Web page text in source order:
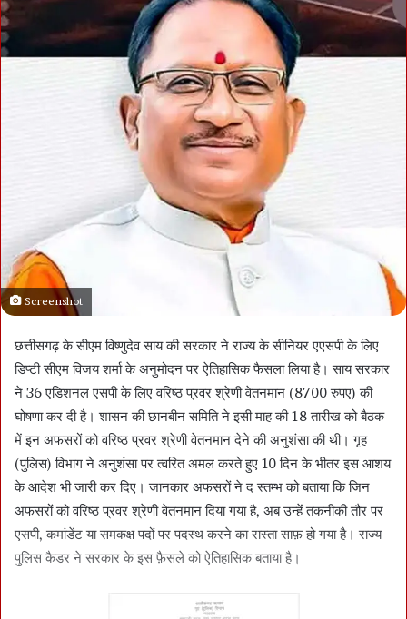
Screenshot
छत्तीसगढ़ के सीएम विष्णुदेव साय की सरकार ने राज्य के सीनियर एएसपी के लिए
डिप्टी सीएम विजय शर्मा के अनुमोदन पर ऐतिहासिक फैसला लिया है। साय सरकार
ने 36 एडिशनल एसपी के लिए वरिष्ठ प्रवर श्रेणी वेतनमान (8700 रुपए) की
घोषणा कर दी है। शासन की छानबीन समिति ने इसी माह की 18 तारीख को बैठक
में इन अफसरों को वरिष्ठ प्रवर श्रेणी वेतनमान देने की अनुशंसा की थी। गृह
(पुलिस) विभाग ने अनुशंसा पर त्वरित अमल करते हुए 10 दिन के भीतर इस आशय
के आदेश भी जारी कर दिए। जानकार अफसरों ने द स्तम्भ को बताया कि जिन
अफसरों को वरिष्ठ प्रवर श्रेणी वेतनमान दिया गया है, अब उन्हें तकनीकी तौर पर
एसपी, कमांडेंट या समकक्ष पदों पर पदस्थ करने का रास्ता साफ़ हो गया है। राज्य
पुलिस कैडर ने सरकार के इस फ़ैसले को ऐतिहासिक बताया है।